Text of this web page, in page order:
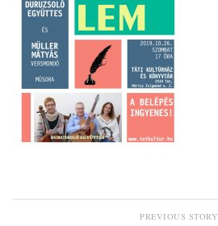
PREVIOUS STORY